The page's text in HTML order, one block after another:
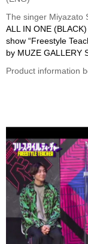
The singer Miyazato
ALL IN ONE
show “Freestyle
by MUZE GALLERY
Product information